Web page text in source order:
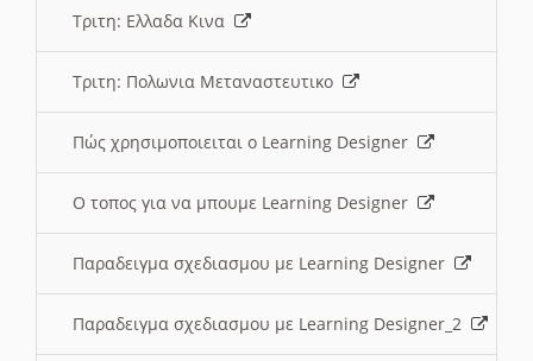
Τριτη: Ελλαδα Κινα
Τριτη: Πολωνια Μεταναστευτικο
Πώς χρησιμοποιειται ο Learning Designer
O τοπος για να μπουμε Learning Designer
Παραδειγμα σχεδιασμου με Learning Designer
Παραδειγμα σχεδιασμου με Learning Designer_2